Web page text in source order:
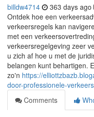
billdw4714 363 days ago
Ontdek hoe een
verkeersregels kan
met een
verkeersregelgeving zeer
u zich af hoe u met de
belangen kunt behartigen.
zo'n https://
door-professionele-
Comments